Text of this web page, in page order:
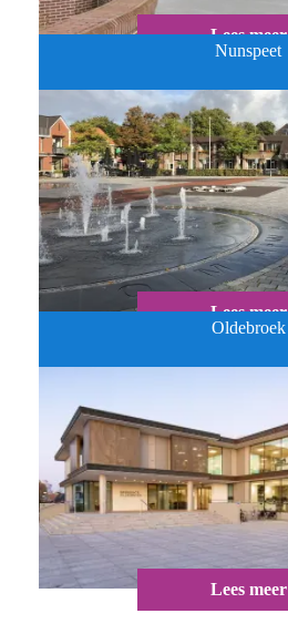
Lees meer
Nunspeet
Lees meer
Oldebroek
Lees meer